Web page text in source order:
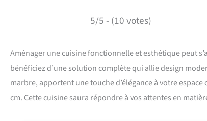
5/5 - (10 votes)
Aménager une cuisine fonctionnelle et esthétique peut
bénéficiez d’une solution complète qui allie design
marbre, apportent une touche d’élégance à votre
cm. Cette cuisine saura répondre à vos attentes en